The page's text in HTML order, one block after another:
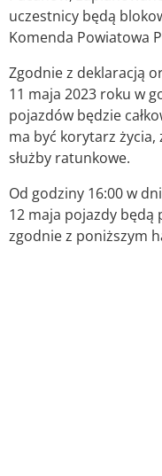
uczestnicy będą
Komenda Powiatowa
Zgodnie z deklaracją
11 maja 2023 roku w
pojazdów będzie
ma być korytarz życia,
służby ratunkowe.
Od godziny 16:00 w
12 maja pojazdy będą
zgodnie z poniższym